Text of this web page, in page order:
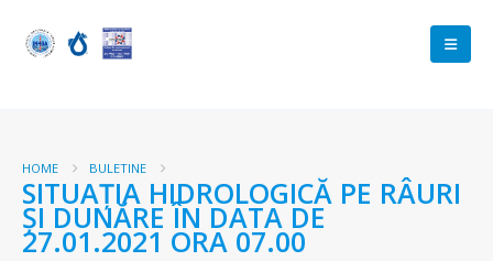
HOME BULETINE
SITUAŢIA HIDROLOGICĂ PE RÂURI
ŞI DUNĂRE ÎN DATA DE
27.01.2021 ORA 07.00